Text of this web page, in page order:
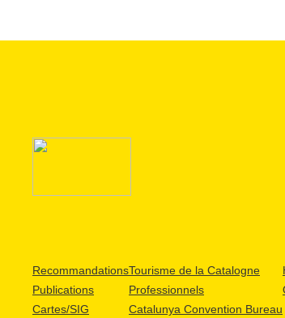
Recommandations
Publications
Cartes/SIG
Tourisme de la Catalogne
Professionnels
Catalunya Convention Bureau